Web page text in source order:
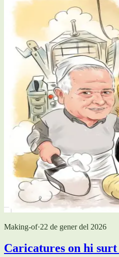
Making-of·22 de gener del 2026
Caricatures on hi